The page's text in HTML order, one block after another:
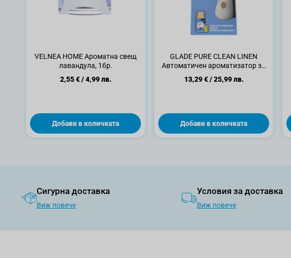
VELNEA HOME Ароматна свещ
лавандула, 1бр.
2,55 €/4,99 лв.
Добави в количката
GLADE PURE CLEAN LINEN
Автоматичен ароматизатор за
13,29 €/25,99 лв.
Добави в количката
Сигурна доставка
Виж повече
Условия за доставка
Виж повече